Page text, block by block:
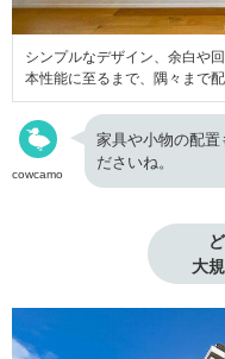
シンプルなデザイン、余白や
本性能に至るまで、隅々まで
cowcamo
家具や小物の配置
ださいね。
大